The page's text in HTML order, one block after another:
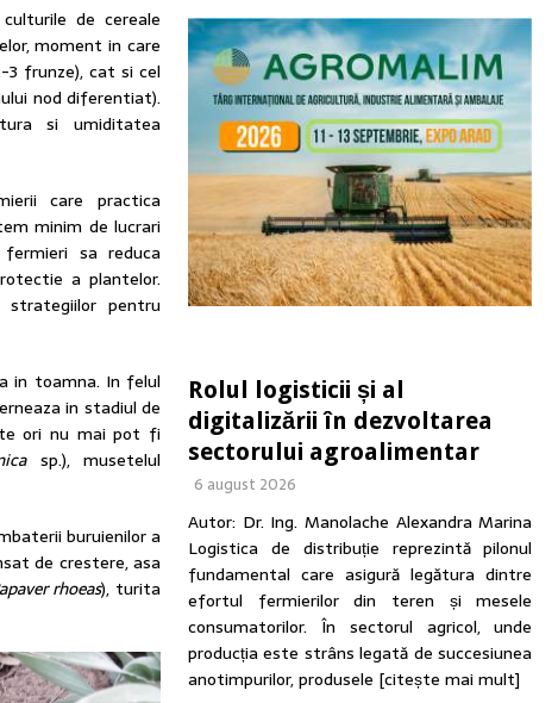
de cereale
moment in care
3 frunze), cat si cel
nod diferentiat).
si umiditatea
care practica
minim de lucrari
sa reduca
a plantelor.
strategiilor pentru
in toamna. In felul
in stadiul de
ori nu mai pot fi
sp.), musetelul
buruienilor a
de crestere, asa
rhoeas), turita
Rolul logisticii și al
digitalizării în dezvoltarea
sectorului agroalimentar
6 august 2026
Autor: Dr. Ing. Manolache Alexandra Marina
Logistica de distribuție reprezintă pilonul
fundamental care asigură legătura dintre
efortul fermierilor din teren și mesele
consumatorilor. În sectorul agricol, unde
producția este strâns legată de succesiunea
anotimpurilor, produsele [citește mai mult]